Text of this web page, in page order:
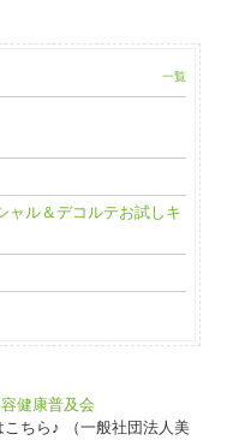
一覧
ャル＆デコルテお試しキ
ちら♪ （一般社団法人美